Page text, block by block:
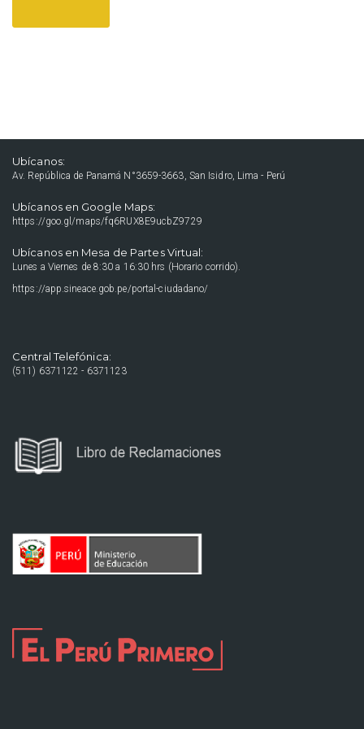
Ubícanos:
Av. República de Panamá N°3659-3663, San Isidro, Lima - Perú
Ubícanos en Google Maps:
https://goo.gl/maps/fq6RUX8E9ucbZ9729
Ubícanos en Mesa de Partes Virtual:
Lunes a Viernes de 8:30 a 16:30 hrs (Horario corrido).
https://app.sineace.gob.pe/portal-ciudadano/
Central Telefónica:
(511) 6371122 - 6371123